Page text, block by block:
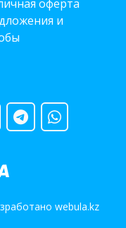
оферта
и
webula.kz